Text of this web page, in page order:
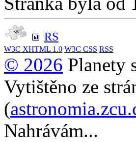
RS
W3C XHTML 1.0 W3C CSS RSS
© 2026 Planety
Vytištěno ze
(
Nahrávám...